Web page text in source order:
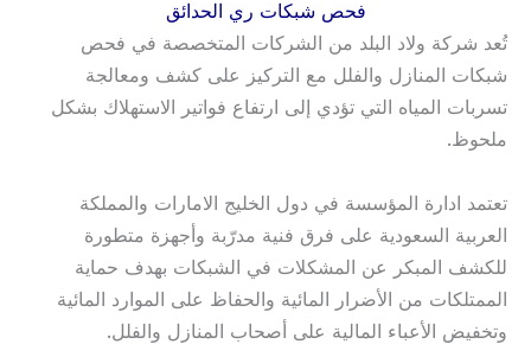
فحص شبكات ري الحدائق
تُعد شركة ولاد البلد من الشركات المتخصصة في فحص
شبكات المنازل والفلل مع التركيز على كشف ومعالجة
تسربات المياه التي تؤدي إلى ارتفاع فواتير الاستهلاك بشكل
ملحوظ.
تعتمد ادارة المؤسسة في دول الخليج الامارات والمملكة
العربية السعودية على فرق فنية مدرّبة وأجهزة متطورة
للكشف المبكر عن المشكلات في الشبكات بهدف حماية
الممتلكات من الأضرار المائية والحفاظ على الموارد المائية
وتخفيض الأعباء المالية على أصحاب المنازل والفلل.